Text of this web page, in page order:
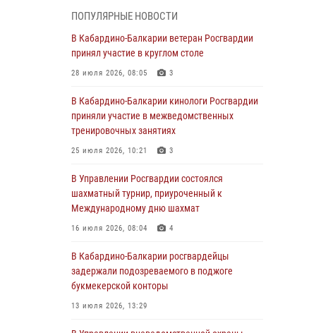
В Росгвардии вспоминают российских
воинов, погибших в Первой мировой войне
Директор Росгвардии Герой России генерал
армии Виктор Золотов поздравил
специалистов подразделений тыла с
01 августа 2026, 00:10
Росгвардия обеспечивает безопасность
граждан на южном направлении
Состоялась рабочая встреча директора
Росгвардии Героя России генерала армии
Российской Федерации в Северо-Кавказском
ПОПУЛЯРНЫЕ НОВОСТИ
В Кабардино-Балкарии ветеран Росгвардии
принял участие в круглом столе
28 июля 2026, 08:05 3
В Кабардино-Балкарии кинологи Росгвардии
приняли участие в межведомственных
тренировочных занятиях
25 июля 2026, 10:21 3
В Управлении Росгвардии состоялся
шахматный турнир, приуроченный к
Международному дню шахмат
16 июля 2026, 08:04 4
В Кабардино-Балкарии росгвардейцы
задержали подозреваемого в поджоге
букмекерской конторы
13 июля 2026, 13:29